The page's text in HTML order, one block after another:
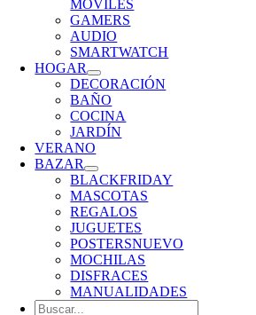
MÓVILES
GAMERS
AUDIO
SMARTWATCH
HOGAR
DECORACIÓN
BAÑO
COCINA
JARDÍN
VERANO
BAZAR
BLACKFRIDAY
MASCOTAS
REGALOS
JUGUETES
POSTERSNUEVO
MOCHILAS
DISFRACES
MANUALIDADES
Buscar: